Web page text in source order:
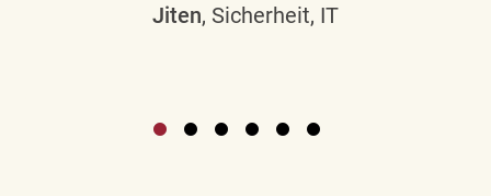
Jiten, Sicherheit, IT